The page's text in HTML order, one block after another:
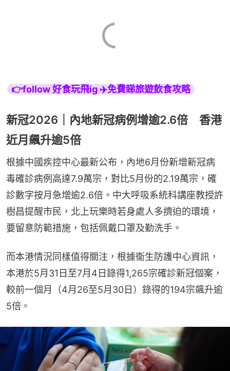
👉follow 好食玩飛ig ✈️免費睇旅遊飲食攻略
新冠2026｜內地新冠病例增逾2.6倍 香港
近月飆升逾5倍
根據中國疾控中心最新公布，內地6月份新增新冠病
毒確診病例高達7.9萬宗，對比5月份的2.19萬宗，確
診數字按月急增逾2.6倍。中大呼吸系統科講座教授許
樹昌提醒市民，北上玩樂時若身處人多擠迫的環境，
要留意防範措施，包括佩戴口罩及勤洗手。
而本港情況同樣值得關注，根據衞生防護中心資訊，
本港於5月31日至7月4日錄得1,265宗確診新冠個案，
較前一個月（4月26至5月30日）錄得的194宗飆升逾
5倍。